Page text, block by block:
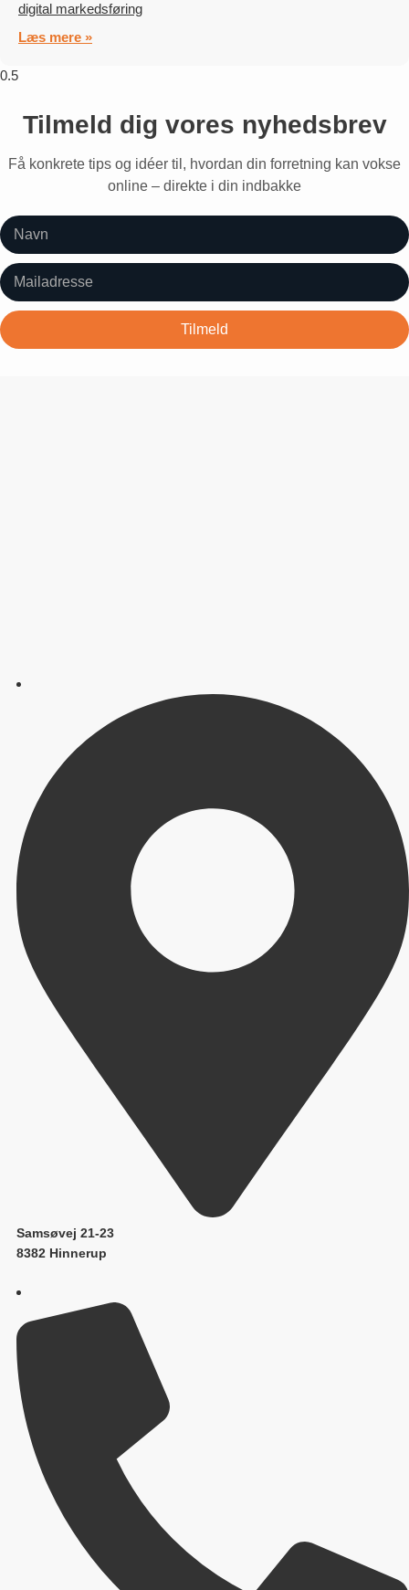
digital markedsføring
Læs mere »
Tilmeld dig vores nyhedsbrev
Få konkrete tips og idéer til, hvordan din forretning kan vokse
online – direkte i din indbakke
Samsøvej 21-23
8382 Hinnerup